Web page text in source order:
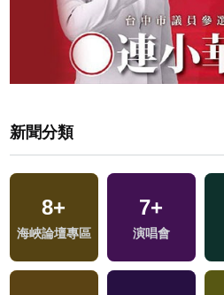
新聞分類
8+
海峽論壇專區
7+
演唱會